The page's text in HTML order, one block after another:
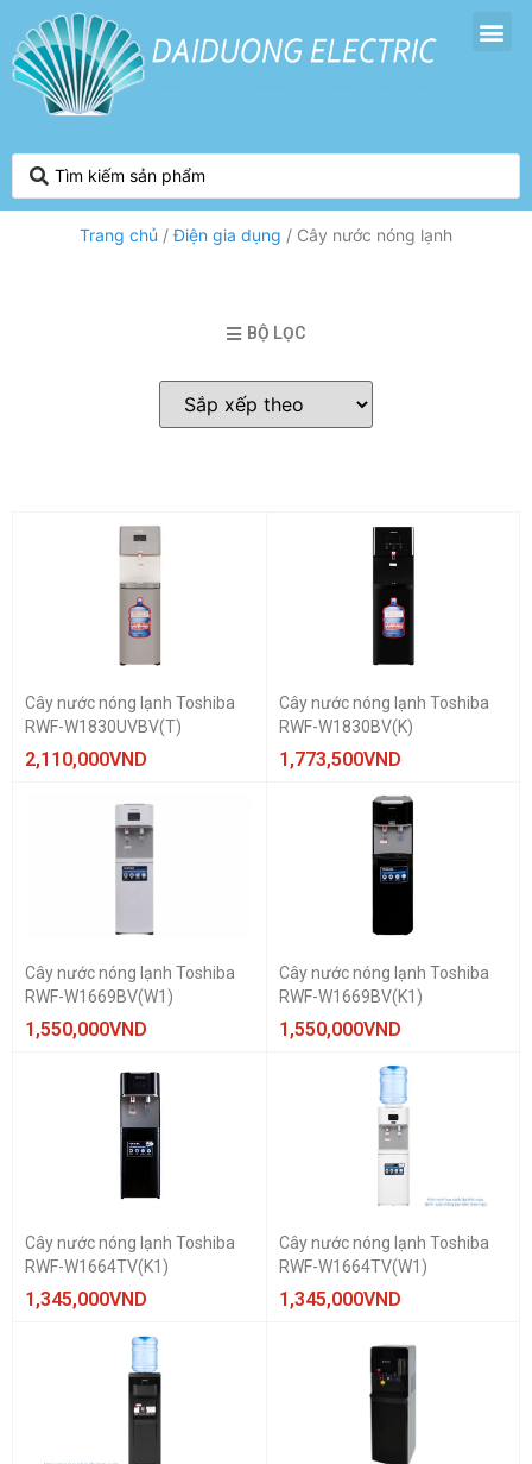
Trang chủ /Điện gia dụng / Cây nước nóng lạnh
BỘ LỌC
Cây nước nóng lạnh Toshiba
RWF-W1830UVBV(T)
2,110,000VND
Cây nước nóng lạnh Toshiba
RWF-W1830BV(K)
1,773,500VND
Cây nước nóng lạnh Toshiba
RWF-W1669BV(W1)
1,550,000VND
Cây nước nóng lạnh Toshiba
RWF-W1669BV(K1)
1,550,000VND
Cây nước nóng lạnh Toshiba
RWF-W1664TV(K1)
1,345,000VND
Cây nước nóng lạnh Toshiba
RWF-W1664TV(W1)
1,345,000VND